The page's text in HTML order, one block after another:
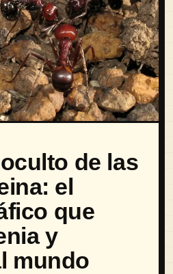
de las
el
que
y
mundo